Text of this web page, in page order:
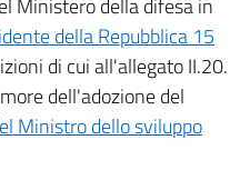
Ministero della difesa in
della Repubblica 15
di cui all'allegato II.20.
dell'adozione del
Ministro dello sviluppo